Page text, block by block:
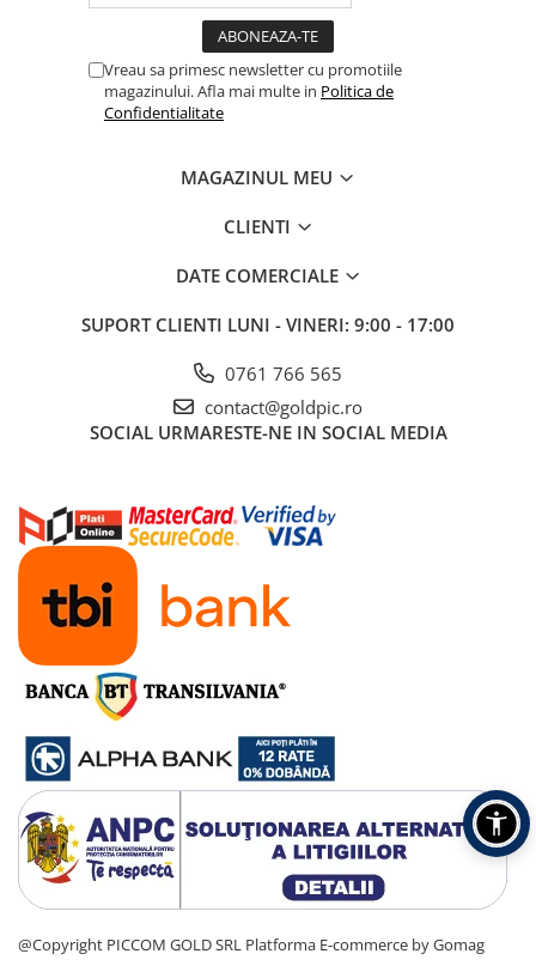
Vreau sa primesc newsletter cu promotiile
magazinului. Afla mai multe in Politica de
Confidentialitate
MAGAZINUL MEU
CLIENTI
DATE COMERCIALE
SUPORT CLIENTI LUNI - VINERI: 9:00 - 17:00
0761 766 565
contact@goldpic.ro
SOCIAL URMARESTE-NE IN SOCIAL MEDIA
@Copyright PICCOM GOLD SRL Platforma E-commerce by Gomag